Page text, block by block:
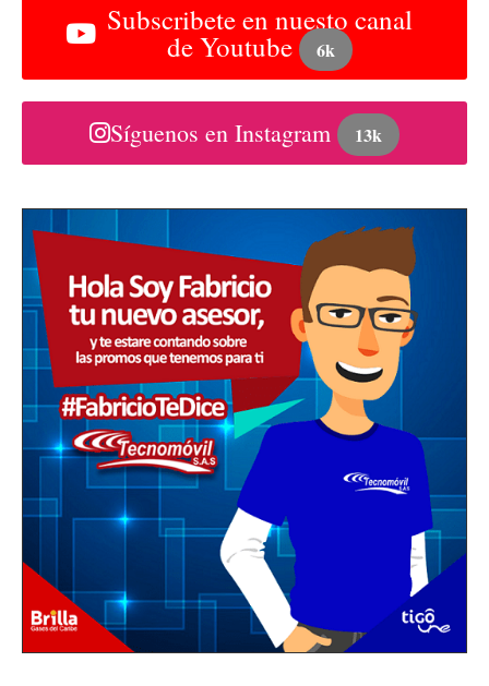
Subscribete en nuesto canal
de Youtube 6k
Síguenos en Instagram 13k